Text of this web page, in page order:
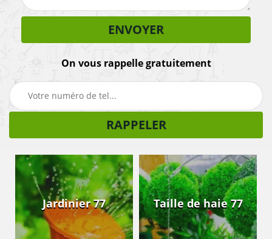
On vous rappelle gratuitement
Jardinier 77 Taille de haie 77